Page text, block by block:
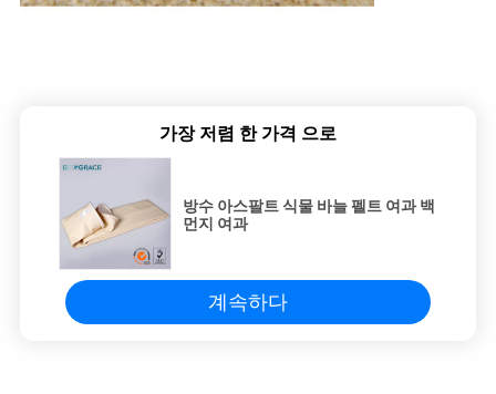
가장 저렴 한 가격 으로
방수 아스팔트 식물 바늘 펠트 여과 백
먼지 여과
계속하다